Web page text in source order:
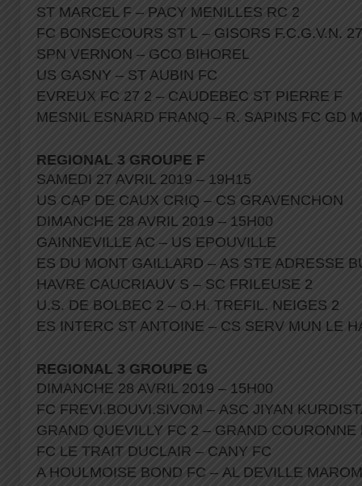
ST MARCEL F – PACY MENILLES RC 2
FC BONSECOURS ST L – GISORS F.C.G.V.N.
SPN VERNON – GCO BIHOREL
US GASNY – ST AUBIN FC
EVREUX FC 27 2 – CAUDEBEC ST PIERRE F
MESNIL ESNARD FRANQ – R. SAPINS FC GD
REGIONAL 3 GROUPE F
SAMEDI 27 AVRIL 2019 – 19H15
US CAP DE CAUX CRIQ – CS GRAVENCHON
DIMANCHE 28 AVRIL 2019 – 15H00
GAINNEVILLE AC – US EPOUVILLE
ES DU MONT GAILLARD – AS STE ADRESSE
HAVRE CAUCRIAUV S – SC FRILEUSE 2
U.S. DE BOLBEC 2 – O.H. TREFIL. NEIGES 2
ES INTERC ST ANTOINE – CS SERV MUN LE
REGIONAL 3 GROUPE G
DIMANCHE 28 AVRIL 2019 – 15H00
FC FREVI.BOUVI.SIVOM – ASC JIYAN
GRAND QUEVILLY FC 2 – GRAND
FC LE TRAIT DUCLAIR – CANY FC
A HOULMOISE BOND FC – AL DEVILLE